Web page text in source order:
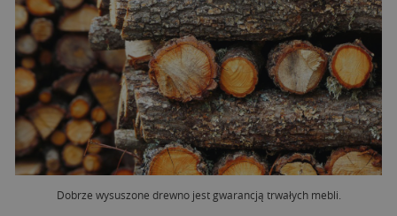
Dobrze wysuszone drewno jest gwarancją trwałych mebli.